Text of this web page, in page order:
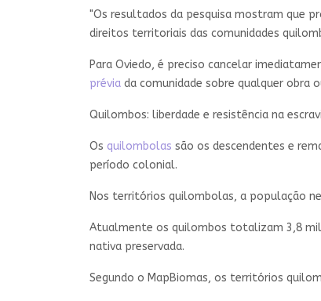
"Os resultados da pesquisa mostram que
direitos territoriais das comunidades
Para Oviedo, é preciso cancelar
prévia da comunidade sobre qualquer obra
Quilombos: liberdade e resistência na
Os quilombolas são os descendentes e
período colonial.
Nos territórios quilombolas, a população
Atualmente os quilombos totalizam 3,8
nativa preservada.
Segundo o MapBiomas, os territórios